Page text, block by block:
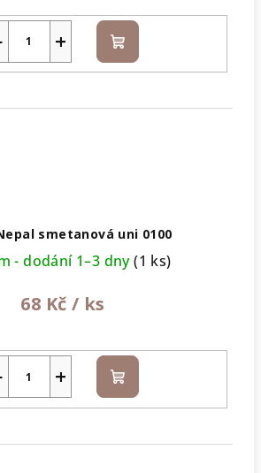
+ Do
košíku
smetanová uni 0100
- dodání 1–3 dny(1 ks)
68 Kč / ks
+ Do
košíku